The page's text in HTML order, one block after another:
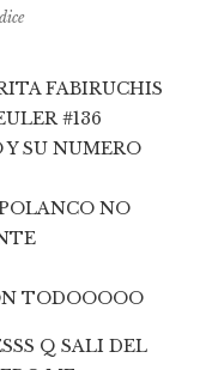
dice
FABIRUCHIS
#136
SU NUMERO
NO
TODOOOOO
Q SALI DEL